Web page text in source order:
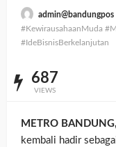
admin@bandungpos
#KewirausahaanMuda
#IdeBisnisBerkelanjutan
687
VIEWS
METRO
kembali hadir